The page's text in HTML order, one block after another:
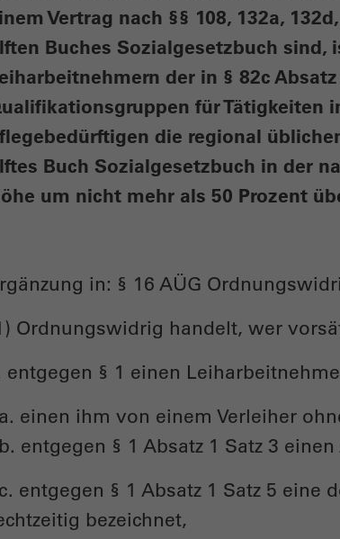
Vertrag nach §§ 108, 132a,
Buches Sozialgesetzbuch
der in § 82c
für Tätigkeiten
die regional
Buch Sozialgesetzbuch in der
um nicht mehr als 50 Prozent
in: § 16 AÜG
Ordnungswidrig handelt, wer
entgegen § 1 einen
einen ihm von einem Verleiher
entgegen § 1 Absatz 1 Satz 3
entgegen § 1 Absatz 1 Satz 5
bezeichnet,